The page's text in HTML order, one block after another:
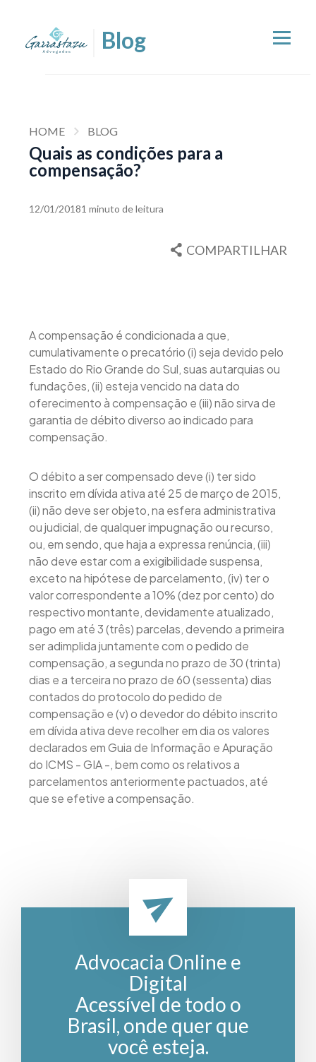
HOME BLOG
Quais as condições para a
compensação?
12/01/20181 minuto de leitura
COMPARTILHAR
A compensação é condicionada a que,
cumulativamente o precatório (i) seja devido pelo
Estado do Rio Grande do Sul, suas autarquias ou
fundações, (ii) esteja vencido na data do
oferecimento à compensação e (iii) não sirva de
garantia de débito diverso ao indicado para
compensação.
O débito a ser compensado deve (i) ter sido
inscrito em dívida ativa até 25 de março de 2015,
(ii) não deve ser objeto, na esfera administrativa
ou judicial, de qualquer impugnação ou recurso,
ou, em sendo, que haja a expressa renúncia, (iii)
não deve estar com a exigibilidade suspensa,
exceto na hipótese de parcelamento, (iv) ter o
valor correspondente a 10% (dez por cento) do
respectivo montante, devidamente atualizado,
pago em até 3 (três) parcelas, devendo a primeira
ser adimplida juntamente com o pedido de
compensação, a segunda no prazo de 30 (trinta)
dias e a terceira no prazo de 60 (sessenta) dias
contados do protocolo do pedido de
compensação e (v) o devedor do débito inscrito
em dívida ativa deve recolher em dia os valores
declarados em Guia de Informação e Apuração
do ICMS - GIA -, bem como os relativos a
parcelamentos anteriormente pactuados, até
que se efetive a compensação.
Advocacia Online e
Digital
Acessível de todo o
Brasil, onde quer que
você esteja.